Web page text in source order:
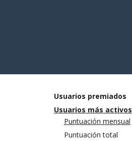
Usuarios premiados
Usuarios más activos
Puntuación mensual
Puntuación total